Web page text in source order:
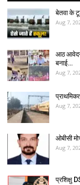
बेतवा के
Aug 7,
आठ
बनाई…
Aug 7,
Aug 7,
ओबीसी
Aug 7,
प्रशिक्षु